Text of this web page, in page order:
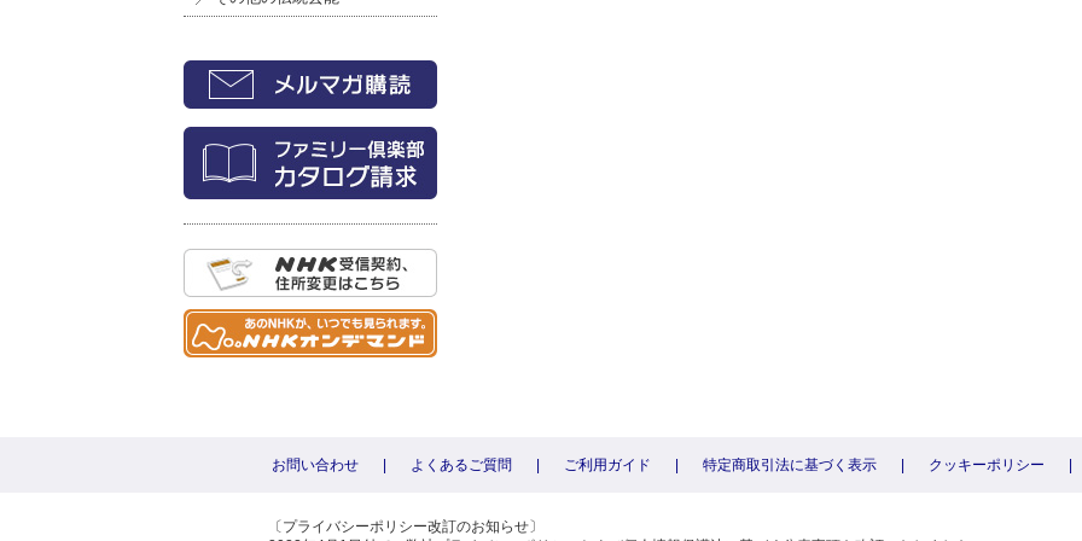
お問い合わせ よくあるご質問 ご利用ガイド 特定商取引法に基づく表示 クッキーポリシー
〔プライバシーポリシー改訂のお知らせ〕